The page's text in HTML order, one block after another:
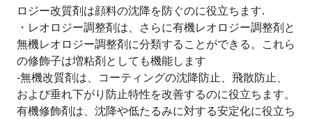
ロジー改質剤は顔料の沈降を防ぐのに役立ちます.
・レオロジー調整剤は、さらに有機レオロジー調整剤と
無機レオロジー調整剤に分類することができる。これら
の修飾子は増粘剤としても機能します
-無機改質剤は、コーティングの沈降防止、飛散防止、
および垂れ下がり防止特性を改善するのに役立ちます。
有機修飾剤は、沈降や低たるみに対する安定化に役立ち